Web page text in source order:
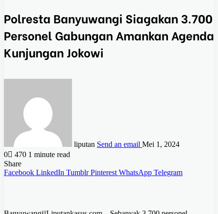
Polresta Banyuwangi Siagakan 3.700
Personel Gabungan Amankan Agenda
Kunjungan Jokowi
liputan Send an email Mei 1, 2024
0
470 1 minute read
Share
Facebook LinkedIn Tumblr Pinterest WhatsApp Telegram